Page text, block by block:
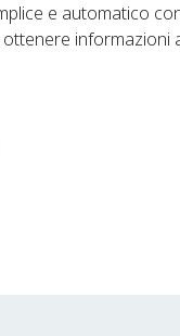
e automatico